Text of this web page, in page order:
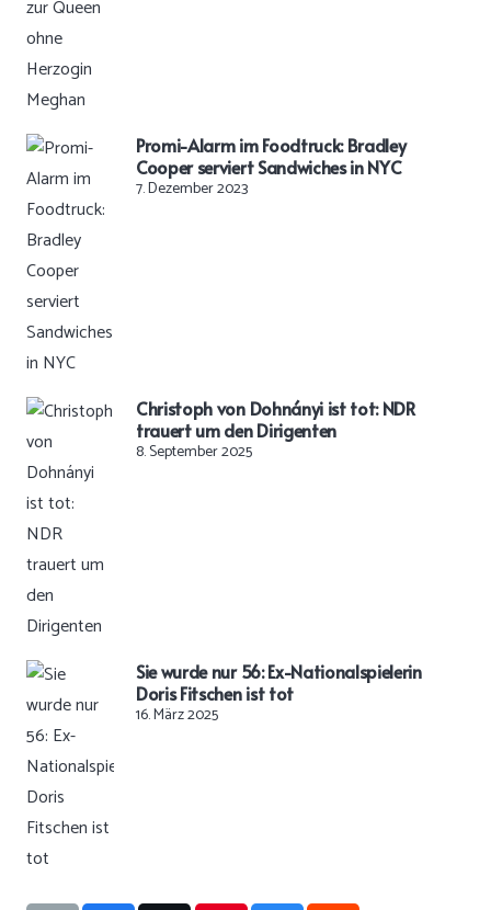
Promi-Alarm im Foodtruck: Bradley
Cooper serviert Sandwiches in NYC
7. Dezember 2023
Christoph von Dohnányi ist tot: NDR
trauert um den Dirigenten
8. September 2025
Sie wurde nur 56: Ex-Nationalspielerin
Doris Fitschen ist tot
16. März 2025